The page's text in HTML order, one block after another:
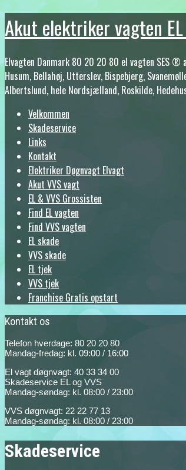
Akut elektriker vagten EL
Elvagten Danmark 80 20 20 80 el vagten SES ®
Husum, Bellahøj, Utterslev, Bispebjerg,
Albertslund, hele Nordsjælland, Roskilde,
Velkommen
Skadeservice
Links
Kontakt
Elektriker Døgnvagt Elvagt
Akut VVS vagt
EL & VVS Grossisten
Find EL vagten
Find VVS vagten
EL skade
VVS skade
EL tjek
VVS tjek
Franchise Gratis opstart
Kontakt os
Telefon hverdage: 80 20 20 80
Mandag-fredag: kl. 09:00 / 16:00
El vagt døgnvagt: 40 33 34 00
Skadeservice EL og VVS
Mandag-søndag: kl. 08:00 / 23:00
VVS døgnvagt: 22 22 77 13
Mandag-søndag: kl. 08:00 / 23:00
Skadeservice